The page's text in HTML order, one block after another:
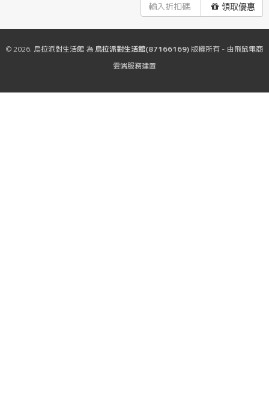
領取優惠
© 2026. 烏拉派對生活館 為 烏拉派對生活館(87166169)版權所有 - 由飛鼠電商
雲端服務建置